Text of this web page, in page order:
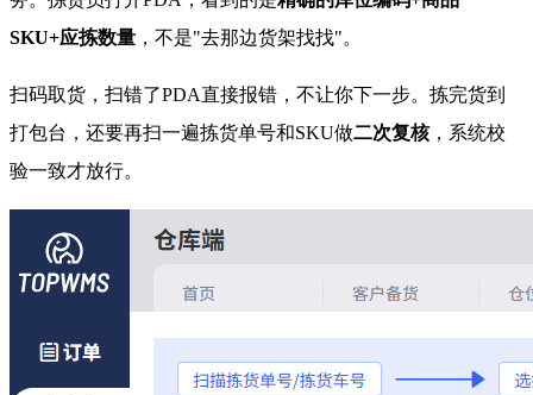
SKU+应拣数量 ，不是"去那边货架找找"。
扫码取货，扫错了PDA直接报错，不让你下一步。拣完货到
打包台，还要再扫一遍拣货单号和SKU做二次复核，系统校
验一致才放行。